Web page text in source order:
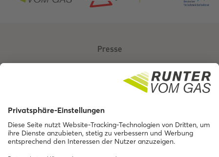
Presse
Barrierefreiheit